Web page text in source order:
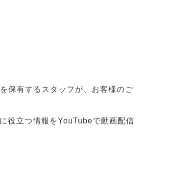
保有するスタッフが、お客様のご
役立つ情報をYouTubeで動画配信